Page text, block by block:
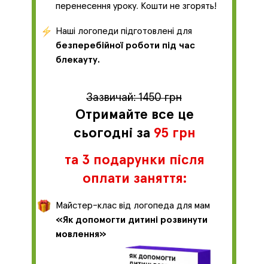
Зазвичай: 1450 грн
Отримайте все це
сьогодні за 95 грн
та 3 подарунки після
оплати заняття:
Майстер-клас від логопеда для мам
«Як допомогти дитині розвинути
мовлення»
перенесення уроку. Кошти не згорять!
Наші логопеди підготовлені для
безперебійної роботи під час
блекауту.